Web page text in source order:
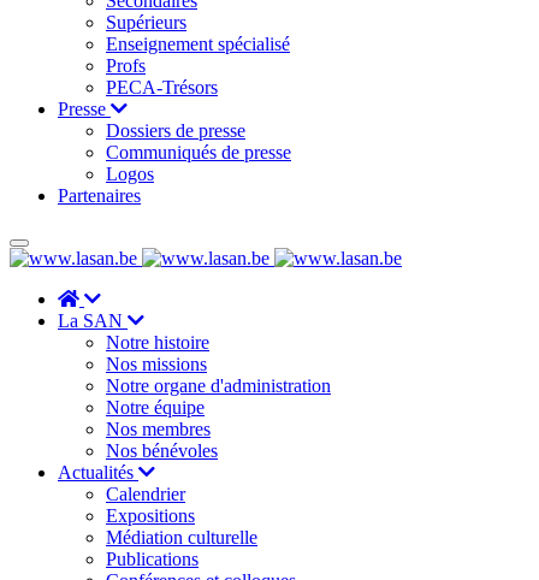
Supérieurs
Enseignement spécialisé
Profs
PECA-Trésors
Presse
Dossiers de presse
Communiqués de presse
Logos
Partenaires
La SAN
Notre histoire
Nos missions
Notre organe d'administration
Notre équipe
Nos membres
Nos bénévoles
Actualités
Calendrier
Expositions
Médiation culturelle
Publications